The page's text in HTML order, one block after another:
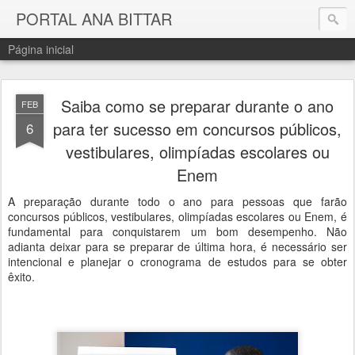
PORTAL ANA BITTAR
Página inicial
FEB
6
Saiba como se preparar durante o ano
para ter sucesso em concursos públicos,
vestibulares, olimpíadas escolares ou
Enem
A preparação durante todo o ano para pessoas que farão
concursos públicos, vestibulares, olimpíadas escolares ou Enem, é
fundamental para conquistarem um bom desempenho. Não
adianta deixar para se preparar de última hora, é necessário ser
intencional e planejar o cronograma de estudos para se obter
êxito.